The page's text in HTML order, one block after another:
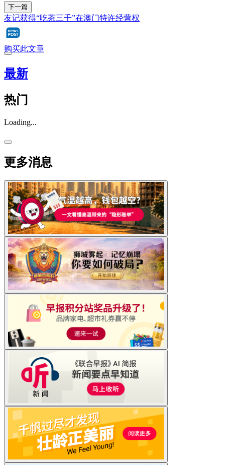
下一篇
友记获得“吃茶三千”在澳门特许经营权
购买此文章
最新
热门
Loading...
更多消息